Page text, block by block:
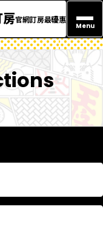
官網訂房最優惠
Menu